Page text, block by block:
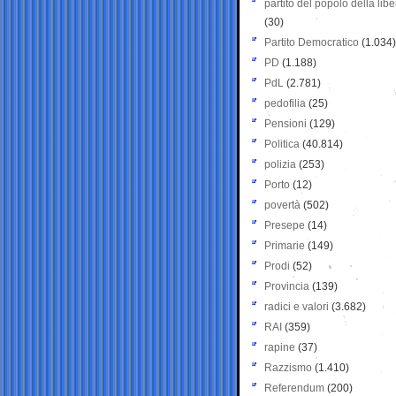
partito del popolo della
(30)
Partito Democratico (1.034)
PD (1.188)
PdL (2.781)
pedofilia (25)
Pensioni (129)
Politica (40.814)
polizia (253)
Porto (12)
povertà (502)
Presepe (14)
Primarie (149)
Prodi (52)
Provincia (139)
radici e valori (3.682)
RAI (359)
rapine (37)
Razzismo (1.410)
Referendum (200)